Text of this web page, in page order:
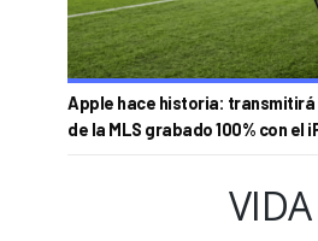
Apple hace historia:
de la MLS grabado 100% con el
VIDA